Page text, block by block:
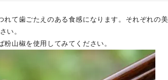
て歯ごたえのある食感になります。それぞれの美
い。
山椒を使用してみてください。